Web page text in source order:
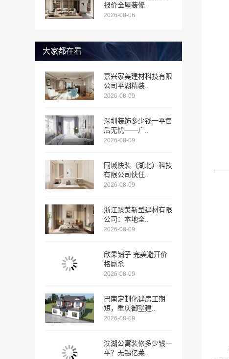
报价全屋装修..
2026-08-06
大家都在看
嘉兴家美建材科技有限
公司平湖精装..
2026-08-09
深圳装饰多少钱一平售
后无忧——广..
2026-08-09
同城快装（湖北）科技
有限公司快住..
2026-08-09
浙江臻美新型建材有限
公司：本地全..
2026-08-09
欣果铺子 完美避开价
格厮杀
2026-08-09
巴南定制化建房工期
短，重庆御墅建..
2026-08-09
滨湖公寓装修多少钱一
平？无锡亿莱..